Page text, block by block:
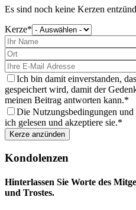
Es sind noch keine Kerzen
Kerze
wählen
Sie
aus
Ich bin damit einverstanden,
gespeichert wird, damit der
meinen Beitrag antworten kann.
Die Nutzungsbedingungen und
ich gelesen und akzeptiere sie.
Kondolenzen
Hinterlassen Sie Worte des
und Trostes.